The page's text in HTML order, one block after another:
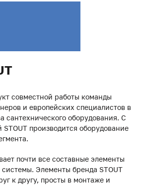
совместной работы команды
и европейских специалистов в
сантехнического оборудования. С
STOUT производится оборудование
почти все составные элементы
Элементы бренда STOUT
к другу, просты в монтаже и